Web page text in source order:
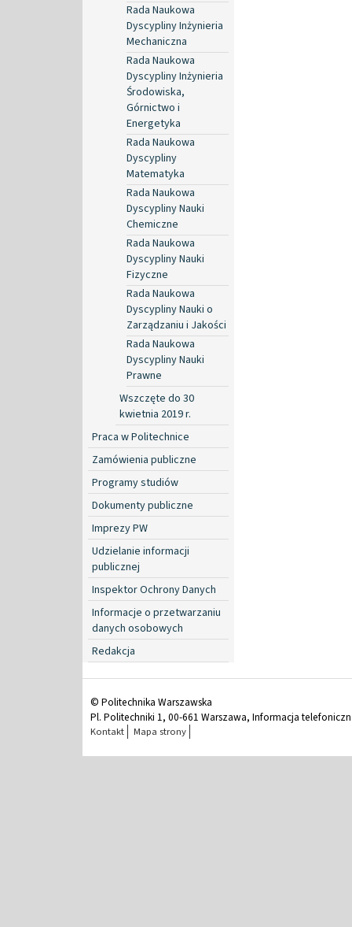
Rada Naukowa
Dyscypliny Inżynieria
Mechaniczna
Rada Naukowa
Dyscypliny Inżynieria
Środowiska,
Górnictwo i
Energetyka
Rada Naukowa
Dyscypliny
Matematyka
Rada Naukowa
Dyscypliny Nauki
Chemiczne
Rada Naukowa
Dyscypliny Nauki
Fizyczne
Rada Naukowa
Dyscypliny Nauki o
Zarządzaniu i Jakości
Rada Naukowa
Dyscypliny Nauki
Prawne
Wszczęte do 30
kwietnia 2019 r.
Praca w Politechnice
Zamówienia publiczne
Programy studiów
Dokumenty publiczne
Imprezy PW
Udzielanie informacji
publicznej
Inspektor Ochrony Danych
Informacje o przetwarzaniu
danych osobowych
Redakcja
© Politechnika Warszawska
Pl. Politechniki 1, 00-661 Warszawa, Informacja
Kontakt Mapa strony